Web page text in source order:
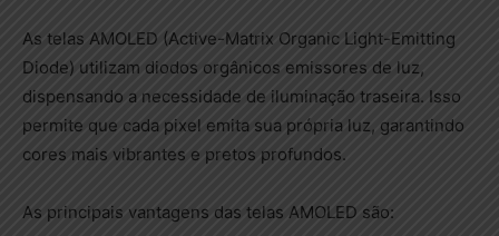
As telas AMOLED (Active-Matrix Organic Light-Emitting
Diode) utilizam diodos orgânicos emissores de luz,
dispensando a necessidade de iluminação traseira. Isso
permite que cada pixel emita sua própria luz, garantindo
cores mais vibrantes e pretos profundos.
As principais vantagens das telas AMOLED são: